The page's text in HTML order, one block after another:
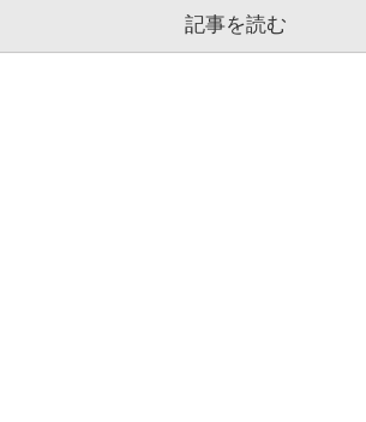
記事を読む